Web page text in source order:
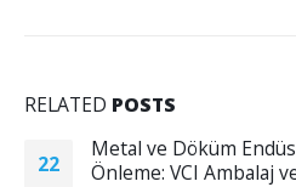
RELATED POSTS
Korozyon
Kullanımı
06